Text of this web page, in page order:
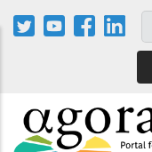
Passar
para